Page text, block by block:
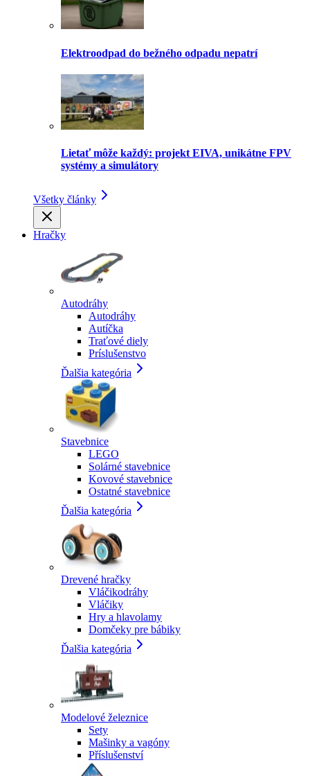
Elektroodpad do bežného odpadu nepatrí
Lietať môže každý: projekt EIVA, unikátne FPV
systémy a simulátory
Všetky články
Hračky
Autodráhy
Autodráhy
Autíčka
Traťové diely
Príslušenstvo
Ďalšia kategória
Stavebnice
LEGO
Solárné stavebnice
Kovové stavebnice
Ostatné stavebnice
Ďalšia kategória
Drevené hračky
Vláčikodráhy
Vláčiky
Hry a hlavolamy
Domčeky pre bábiky
Ďalšia kategória
Modelové železnice
Sety
Mašinky a vagóny
Příslušenství